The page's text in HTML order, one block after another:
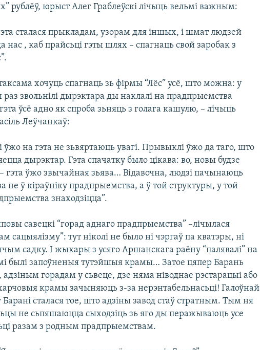
рублёў, юрыст Алег Граблеўскі лічыць вельмі важным:
сталася прыкладам, узорам для іншых, і шмат людзей
нас , каб прайсьці гэты шлях – спагнаць свой заробак з
хочуць спагнаць зь фірмы “Лёс” усё, што можна: у
раз звольнілі дырэктара ды наклалі на прадпрыемства
ўсё адно як спроба зьняць з голага кашулю, – лічыць
Леўчанкаў:
ўжо на гэта не зьвяртаюць увагі. Прывыклі ўжо да таго, што
дырэктар. Гэта спачатку было цікава: во, новы будзе
гэта ўжо звычайная зьява… Відавочна, людзі пачынаюць
не ў кіраўніку прадпрыемства, а ў той структуры, у той
знаходзіцца”.
савецкі “горад аднаго прадпрыемства” –лічылася
сацыялізму”: тут ніколі не было ні чэргаў па кватэры, ні
садку. І жыхары з усяго Аршанскага раёну “палявалі” на
былі запоўненыя тутэйшыя крамы… Затое цяпер Барань
горадам у сьвеце, дзе няма ніводнае рэстарацыі або
крамы зачыняюць з-за нерэнтабельнасьці! Галоўнай
сталася тое, што адзіны завод стаў стратным. Тым ня
не сьпяшаюцца сыходзіць зь яго ды перажываюць усе
разам з родным прадпрыемствам.